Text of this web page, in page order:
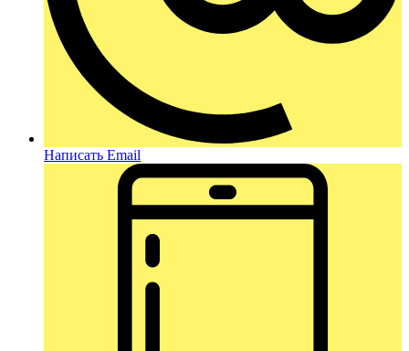
Написать Email